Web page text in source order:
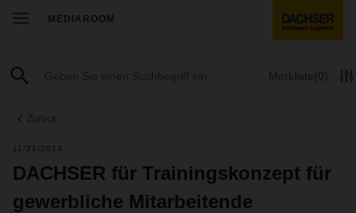
MEDIAROOM
Merkliste(0)
Zurück
11/21/2024
DACHSER für Trainingskonzept für
gewerbliche Mitarbeitende